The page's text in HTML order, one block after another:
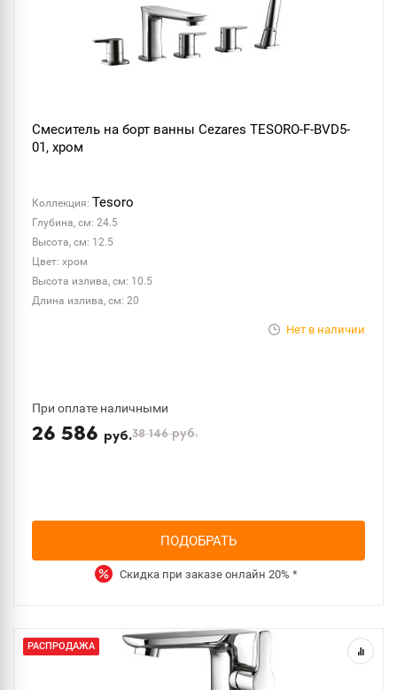
Смеситель на борт ванны Cezares TESORO-F-BVD5-
01, хром
Коллекция: Tesoro
Глубина, см: 24.5
Высота, см: 12.5
Цвет: хром
Высота излива, см: 10.5
Длина излива, см: 20
Нет в наличии
При оплате наличными
26 586 руб.38 146руб.
ПОДОБРАТЬ
Скидка при заказе онлайн 20% *
РАСПРОДАЖА